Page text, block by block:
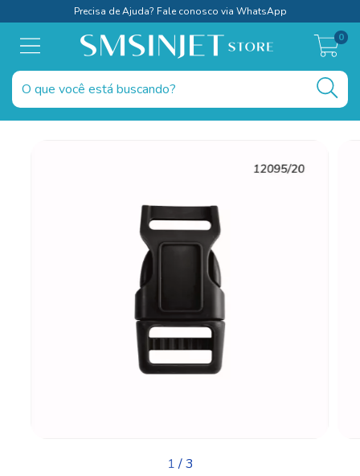
Precisa de Ajuda? Fale conosco via WhatsApp
0
1/3